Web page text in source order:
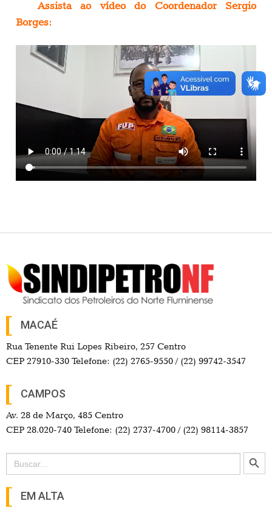
Assista ao vídeo do Coordenador Sergio
Borges:
MACAÉ
Rua Tenente Rui Lopes Ribeiro, 257 Centro
CEP 27910-330 Telefone: (22) 2765-9550 / (22) 99742-3547
CAMPOS
Av. 28 de Março, 485 Centro
CEP 28.020-740 Telefone: (22) 2737-4700 / (22) 98114-3857
Search
for:
Search Button
EM ALTA